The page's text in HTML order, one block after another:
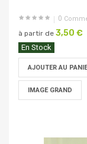
0
à partir de 3,50 €
En Stock
AJOUTER AU
IMAGE GRAND